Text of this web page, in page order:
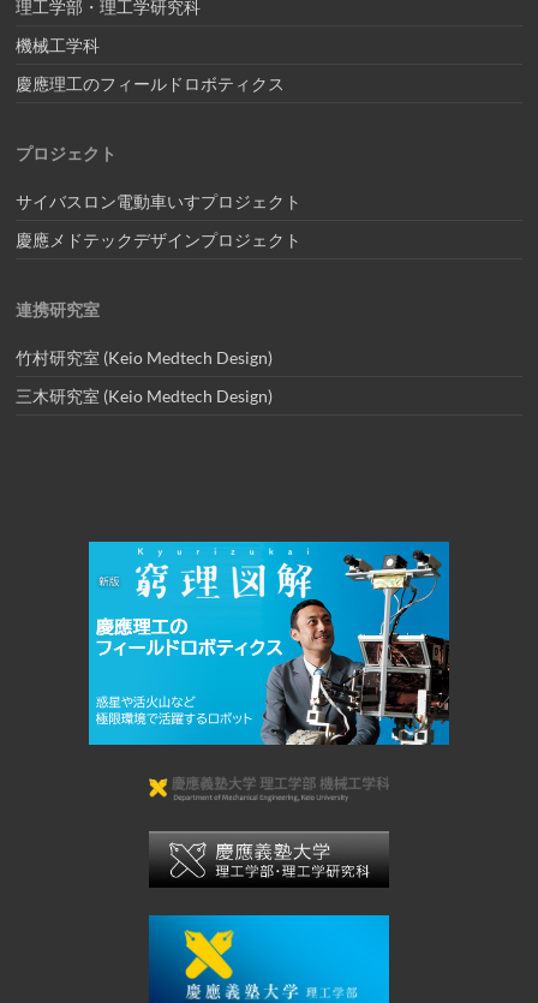
理工学部・理工学研究科
機械工学科
慶應理工のフィールドロボティクス
プロジェクト
サイバスロン電動車いすプロジェクト
慶應メドテックデザインプロジェクト
連携研究室
竹村研究室 (Keio Medtech Design)
三木研究室 (Keio Medtech Design)